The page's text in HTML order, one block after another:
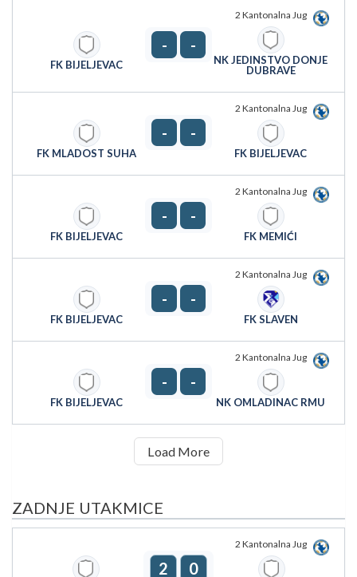
2 Kantonalna Jug
FK BIJELJEVAC
- -
NK JEDINSTVO DONJE
DUBRAVE
2 Kantonalna Jug
FK MLADOST SUHA
- -
FK BIJELJEVAC
2 Kantonalna Jug
FK BIJELJEVAC
- -
FK MEMIĆI
2 Kantonalna Jug
FK BIJELJEVAC
- -
FK SLAVEN
2 Kantonalna Jug
FK BIJELJEVAC
- -
NK OMLADINAC RMU
Load More
ZADNJE UTAKMICE
2 Kantonalna Jug
2 0